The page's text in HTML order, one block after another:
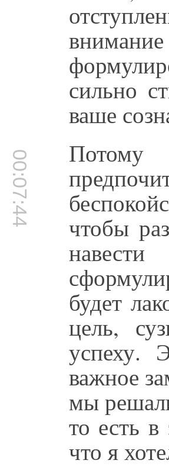
сильно
ваше
00:07:44 чтобы
будет
цель,
успеху.
важное
мы
то есть
что я